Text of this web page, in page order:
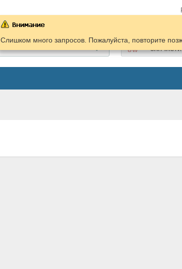
ЗАПЧАСТИ
Слишком много запросов. Пожалуйста, повторите